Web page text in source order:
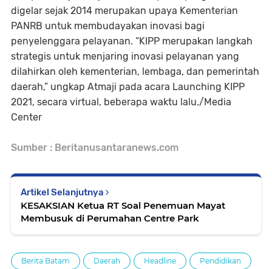
digelar sejak 2014 merupakan upaya Kementerian
PANRB untuk membudayakan inovasi bagi
penyelenggara pelayanan. “KIPP merupakan langkah
strategis untuk menjaring inovasi pelayanan yang
dilahirkan oleh kementerian, lembaga, dan pemerintah
daerah,” ungkap Atmaji pada acara Launching KIPP
2021, secara virtual, beberapa waktu lalu./Media
Center
Sumber : Beritanusantaranews.com
Artikel Selanjutnya
KESAKSIAN Ketua RT Soal Penemuan Mayat
Membusuk di Perumahan Centre Park
Berita Batam Daerah Headline Pendidikan